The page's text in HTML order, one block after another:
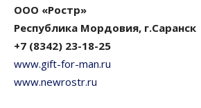
ООО «Ростр»
Республика Мордовия, г.Саранск
+7 (8342) 23-18-25
www.gift-for-man.ru
www.newrostr.ru